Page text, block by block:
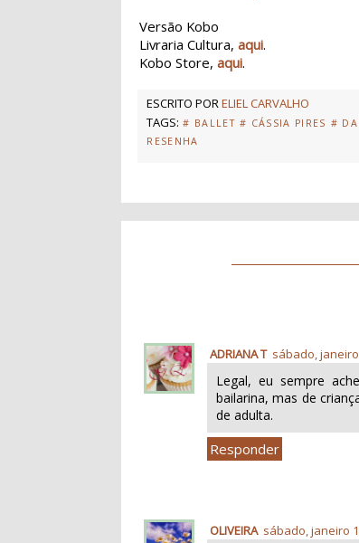
Versão Kobo
Livraria Cultura,aqui.
Kobo Store,aqui.
ESCRITO PORELIEL CARVALHO
TAGS: # BALLET # CÁSSIA PIRES #
RESENHA
ADRIANA T sábado, janeiro
Legal, eu sempre
bailarina, mas de
de adulta.
Responder
OLIVEIRA sábado, janeiro